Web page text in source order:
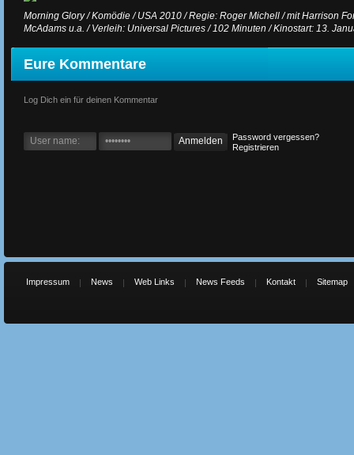
Morning Glory / Komödie / USA 2010 / Regie: Roger Michell / mit Harrison
McAdams u.a. / Verleih: Universal Pictures / 102 Minuten / Kinostart: 13.
Eure Kommentare
Log Dich ein für deinen Kommentar
Password vergessen?
Registrieren
Impressum News Web Links News Feeds Kontakt Sitemap